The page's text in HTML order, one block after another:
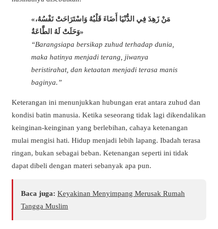
«مَنْ زَهِدَ فِي الدُّنْيَا أَضَاءَ قَلْبُهُ وَاسْتَرَاحَتْ نَفْسُهُ،
وَحَلَتْ لَهُ الطَّاعَةُ»
“Barangsiapa bersikap zuhud terhadap dunia,
maka hatinya menjadi terang, jiwanya
beristirahat, dan ketaatan menjadi terasa manis
baginya.”
Keterangan ini menunjukkan hubungan erat antara zuhud dan
kondisi batin manusia. Ketika seseorang tidak lagi dikendalikan
keinginan-keinginan yang berlebihan, cahaya ketenangan
mulai mengisi hati. Hidup menjadi lebih lapang. Ibadah terasa
ringan, bukan sebagai beban. Ketenangan seperti ini tidak
dapat dibeli dengan materi sebanyak apa pun.
Baca juga: Keyakinan Menyimpang Merusak Rumah
Tangga Muslim